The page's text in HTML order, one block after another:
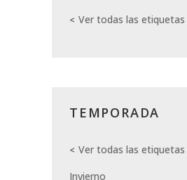
Ver todas las etiquetas
TEMPORADA
Ver todas las etiquetas
Invierno